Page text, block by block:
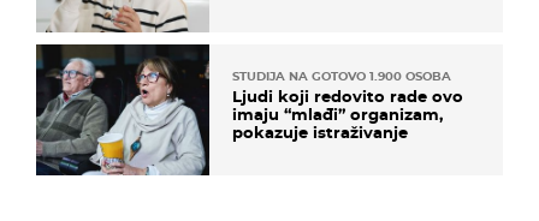
STUDIJA NA GOTOVO 1.900 OSOBA
Ljudi koji redovito rade ovo
imaju “mlađi” organizam,
pokazuje istraživanje